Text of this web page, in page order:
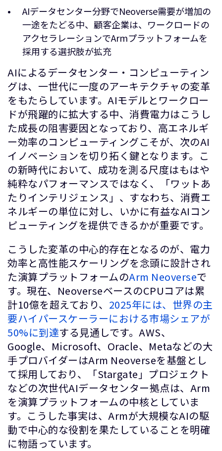
AIデータセンター分野でNeoverse需要が増加の
一途をたどる中、顧客企業は、ワークロードの
アクセラレーションでArmプラットフォームを
採用する選択肢が拡充
AIによるデータセンター・コンピューティン
グは、一世代に一度のアーキテクチャの変革
をもたらしています。AIモデルとワークロー
ドが飛躍的に拡大する中、消費電力はこうし
た成長の阻害要因となっており、高エネルギ
ー効率のコンピューティングこそが、次のAI
イノベーションを切り拓く鍵となります。こ
の新時代において、成功を測る尺度はもはや
純粋なパフォーマンスではなく、「ワットあ
たりインテリジェンス」、すなわち、消費エ
ネルギーの単位に対し、いかに有益なAIコン
ピューティングを提供できるかが重要です。
こうした変革の中心的存在となるのが、電力
効率と高性能スケーリングを念頭に設計され
た演算プラットフォームのArm Neoverseで
す。現在、NeoverseベースのCPUコアは累
計10億を超えており、 2025年には、世界の主
要ハイパースケーラーにおける市場シェアが
50%に到達する見通しです。AWS、
Google、Microsoft、Oracle、Metaなどの大
手プロバイダーはArm Neoverseを基盤とし
て採用しており、「Stargate」プロジェクト
などの次世代AIデータセンター拠点は、Arm
を演算プラットフォームの中核としていま
す。こうした事実は、Armが大規模なAIの駆
動で中心的な役割を果たしていることを明確
に物語っています。